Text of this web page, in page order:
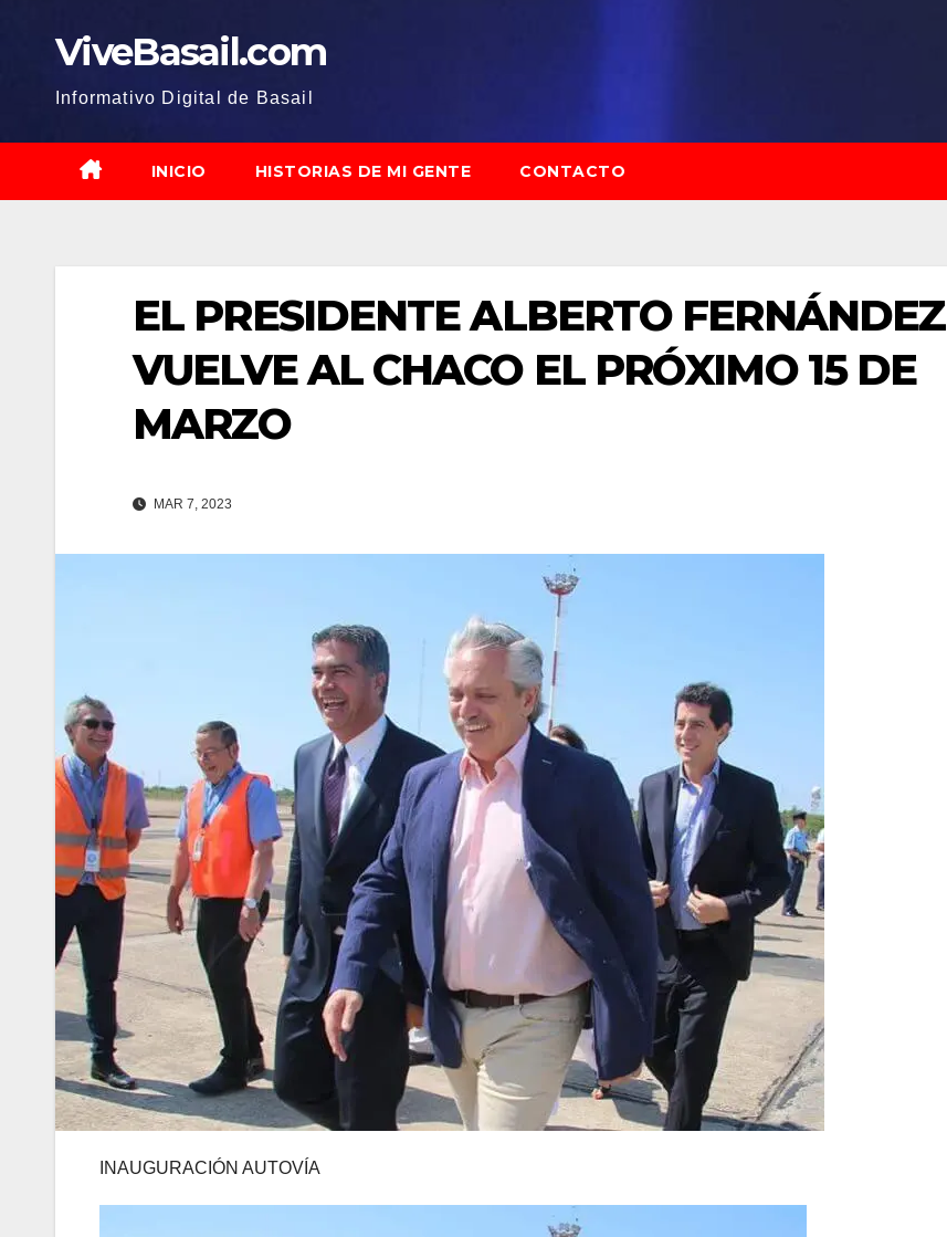
ViveBasail.com
Informativo Digital de Basail
INICIO HISTORIAS DE MI GENTE CONTACTO
EL PRESIDENTE ALBERTO FERNÁNDEZ
VUELVE AL CHACO EL PRÓXIMO 15 DE
MARZO
MAR 7, 2023
INAUGURACIÓN AUTOVÍA